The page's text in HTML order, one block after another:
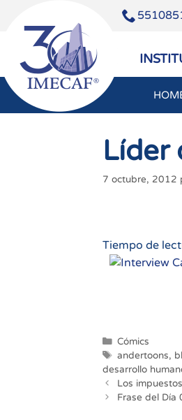
Líder
7 octubre, 2012
Tiempo de
Categorías
Cómics
Etiquetas
andertoons,
desarrollo
Navegación
de
Los
Frase del